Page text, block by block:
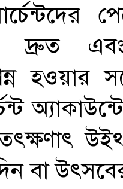
দ্রুত এবং
হওয়ার
বা